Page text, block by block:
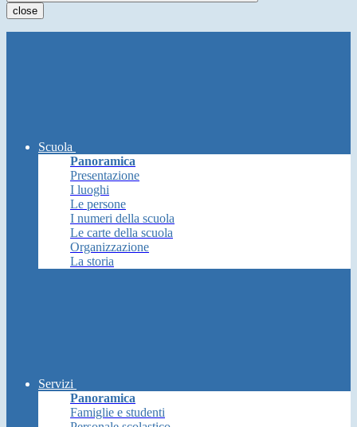
close
Scuola
Panoramica
Presentazione
I luoghi
Le persone
I numeri della scuola
Le carte della scuola
Organizzazione
La storia
Servizi
Panoramica
Famiglie e studenti